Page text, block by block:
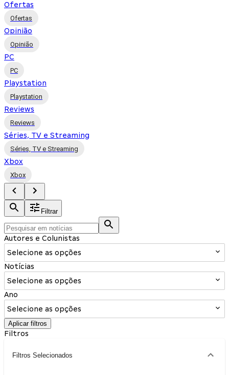
Ofertas
Ofertas
Opinião
Opinião
PC
PC
Playstation
Playstation
Reviews
Reviews
Séries, TV e Streaming
Séries, TV e Streaming
Xbox
Xbox
Filtrar
Autores e Colunistas
Selecione as opções
Notícias
Selecione as opções
Ano
Selecione as opções
Aplicar filtros
Filtros
Filtros Selecionados